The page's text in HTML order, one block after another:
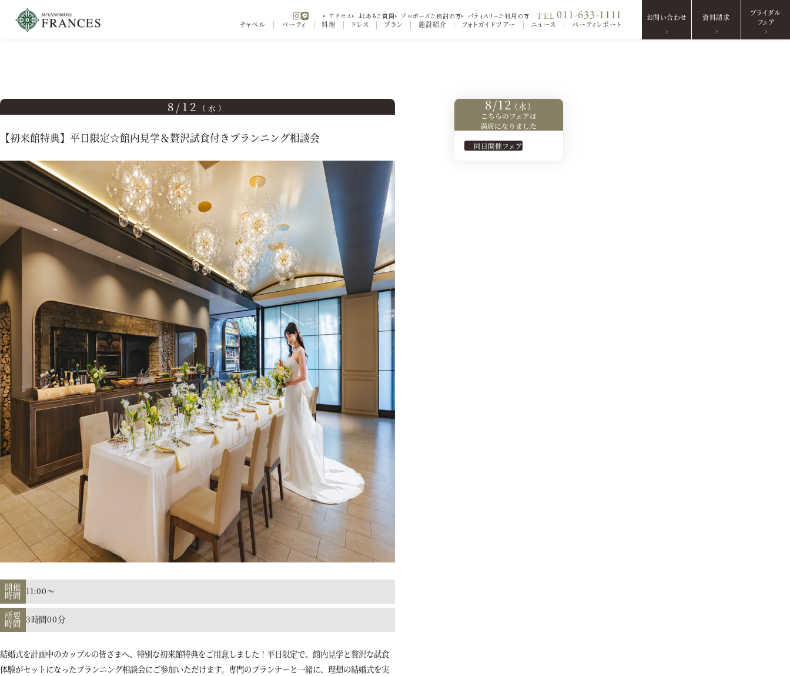
アクセス よくあるご質問 プロポーズご検討の方 パティスリーご利用の方 TEL 011-633-1111
チャペル パーティ 料理 ドレス プラン 施設紹介 フォトガイドツアー ニュース パーティレポート
お問い合わせ 資料請求
ブライダル
フェア
8/12 （水）
【初来館特典】平日限定☆館内見学＆贅沢試食付きプランニング相談会
開催
時間 11:00～
所要
時間 3時間00分
結婚式を計画中のカップルの皆さまへ、特別な初来館特典をご用意しました！平日限定で、館内見学と贅沢な試食
体験がセットになったプランニング相談会にご参加いただけます。専門のプランナーと一緒に、理想の結婚式を実
8/12 （水）
こちらのフェアは
満席になりました
同日開催フェア